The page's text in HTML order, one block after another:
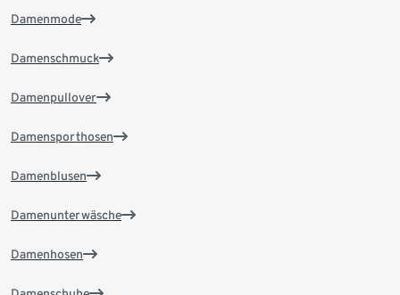
Damenmode
Damenschmuck
Damenpullover
Damensporthosen
Damenblusen
Damenunterwäsche
Damenhosen